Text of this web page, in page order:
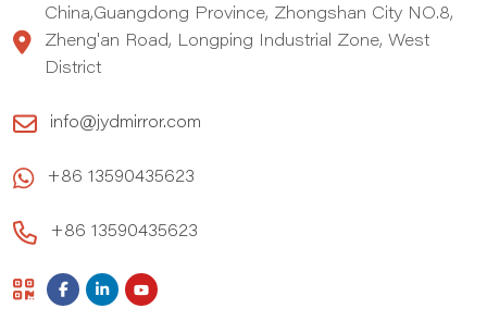
China,Guangdong Province, Zhongshan City NO.8,
Zheng'an Road, Longping Industrial Zone, West
District
info@jydmirror.com
+86 13590435623
+86 13590435623